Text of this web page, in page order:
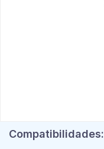
Compatibilidades: